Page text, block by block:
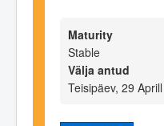
Maturity
Stable
Välja antud
Teisipäev, 29